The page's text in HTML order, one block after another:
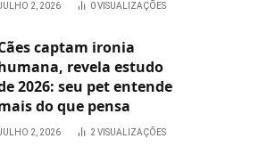
2, 2026 0VISUALIZAÇÕES
captam ironia
revela estudo
2026: seu pet entende
do que pensa
2, 2026 2 VISUALIZAÇÕES